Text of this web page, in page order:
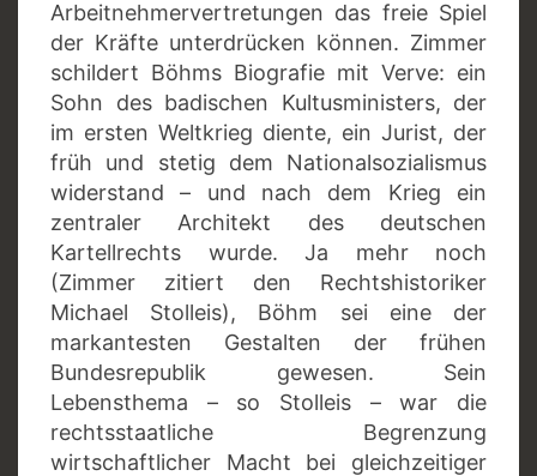
Arbeitnehmervertretungen das freie Spiel
der Kräfte unterdrücken können. Zimmer
schildert Böhms Biografie mit Verve: ein
Sohn des badischen Kultusministers, der
im ersten Weltkrieg diente, ein Jurist, der
früh und stetig dem Nationalsozialismus
widerstand – und nach dem Krieg ein
zentraler Architekt des deutschen
Kartellrechts wurde. Ja mehr noch
(Zimmer zitiert den Rechtshistoriker
Michael Stolleis), Böhm sei eine der
markantesten Gestalten der frühen
Bundesrepublik gewesen. Sein
Lebensthema – so Stolleis – war die
rechtsstaatliche Begrenzung
wirtschaftlicher Macht bei gleichzeitiger